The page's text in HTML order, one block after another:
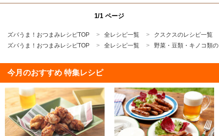
1/1 ページ
ズバうま！おつまみレシピTOP 全レシピ一覧
クスクスのレシピ一覧
ズバうま！おつまみレシピTOP
全レシピ一覧 野菜・豆類・キノコ類
今月のおすすめ 特集レシピ